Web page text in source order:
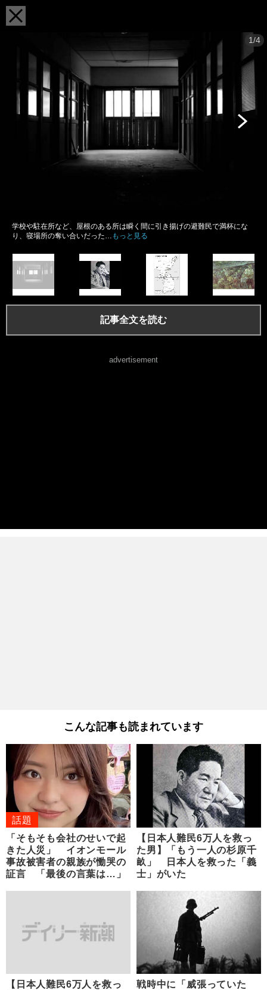
1/4
学校や駐在所など、屋根のある所は瞬く間に引き揚げの避難民で満杯にな
り、寝場所の奪い合いだった…
もっと見る
記事全文を読む
advertisement
こんな記事も読まれています
話題
「そもそも会社のせいで起
きた人災」 イオンモール
事故被害者の親族が慟哭の
証言 「最後の言葉は…」
【日本人難民6万人を救っ
た男】「もう一人の杉原千
畝」 日本人を救った「義
士」がいた
【日本人難民6万人を救っ
戦時中に「威張っていた